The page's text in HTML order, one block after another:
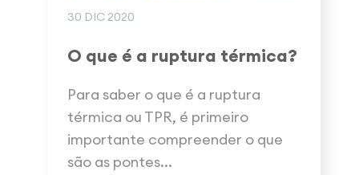
30 DIC 2020
O que é a ruptura térmica?
Para saber o que é a ruptura
térmica ou TPR, é primeiro
importante compreender o que
são as pontes...